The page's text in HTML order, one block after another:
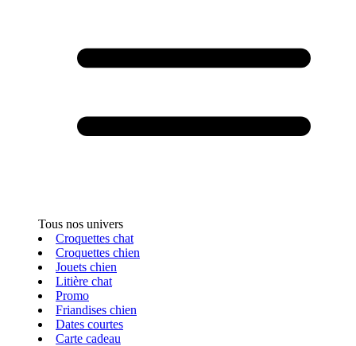
Tous nos univers
Croquettes chat
Croquettes chien
Jouets chien
Litière chat
Promo
Friandises chien
Dates courtes
Carte cadeau